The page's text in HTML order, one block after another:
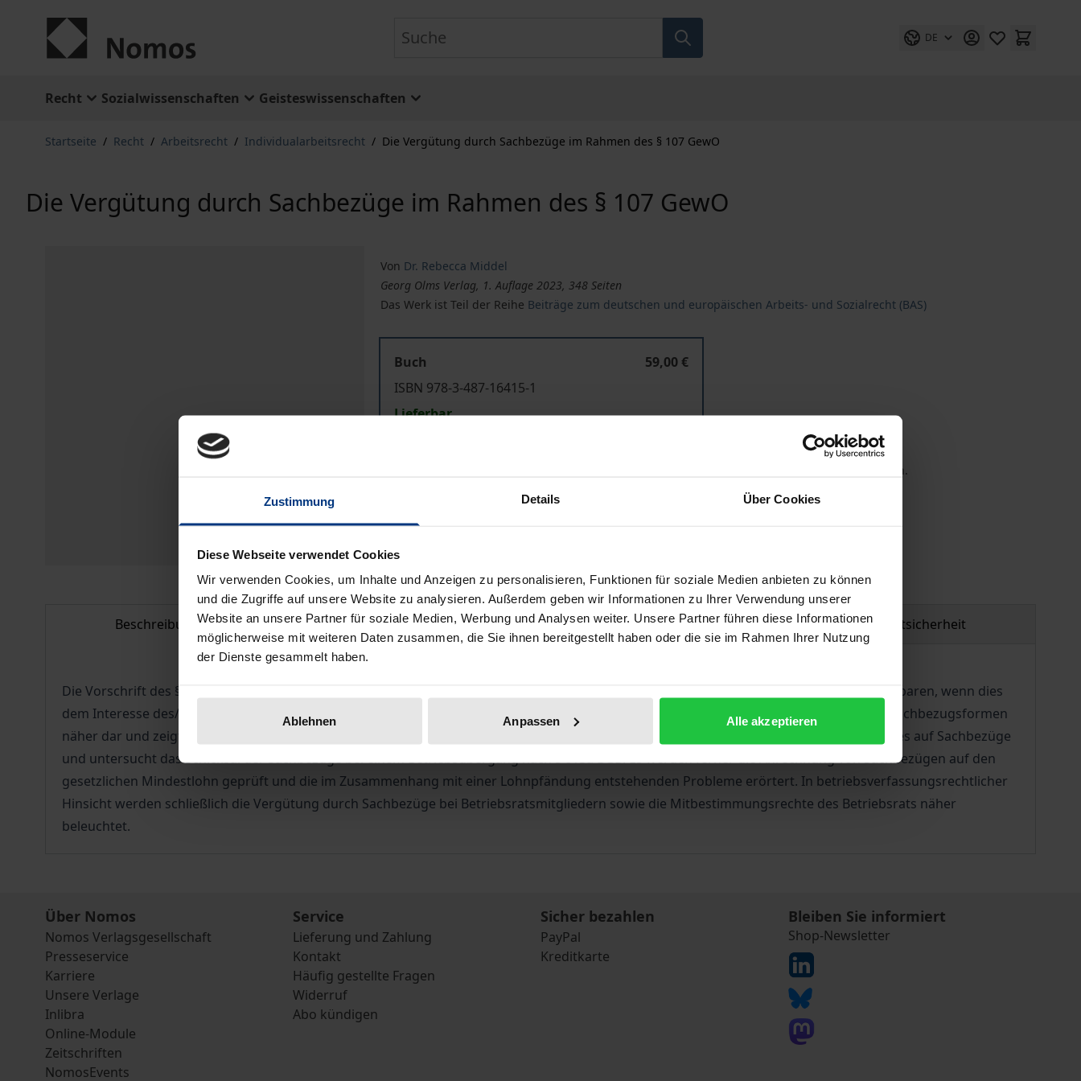
Zustimmung Details Über Cookies
Diese Webseite verwendet Cookies
Wir verwenden Cookies, um Inhalte und Anzeigen zu personalisieren, Funktionen für soziale Medien anbieten zu können
und die Zugriffe auf unsere Website zu analysieren. Außerdem geben wir Informationen zu Ihrer Verwendung unserer
Website an unsere Partner für soziale Medien, Werbung und Analysen weiter. Unsere Partner führen diese Informationen
möglicherweise mit weiteren Daten zusammen, die Sie ihnen bereitgestellt haben oder die sie im Rahmen Ihrer Nutzung
der Dienste gesammelt haben.
Ablehnen Anpassen Alle akzeptieren
DE
Recht Sozialwissenschaften Geisteswissenschaften
Startseite / Recht / Arbeitsrecht / Individualarbeitsrecht / Die Vergütung durch Sachbezüge im Rahmen des § 107 GewO
Die Vergütung durch Sachbezüge im Rahmen des § 107 GewO
Von Dr. Rebecca Middel
Georg Olms Verlag, 1. Auflage 2023, 348 Seiten
Das Werk ist Teil der Reihe Beiträge zum deutschen und europäischen Arbeits- und Sozialrecht (BAS)
Buch
59,00 €
ISBN 978-3-487-16415-1
Lieferbar
Preisangaben inkl. MwSt. Abhängig von der Lieferadresse kann die MwSt. an der Kasse variieren.
Beschreibung Bibliografische Angaben Zusatzmaterial Produktsicherheit
Die Vorschrift des § 107 Abs. 2 GewO erlaubt es Arbeitgebenden und Arbeitnehmenden, Sachbezüge als Teil des Arbeitsentgelts zu vereinbaren, wenn dies
dem Interesse des/der Arbeitnehmenden oder der Eigenart des Arbeitsverhältnisses entspricht. Die Arbeit stellt zunächst die einzelnen Sachbezugsformen
näher dar und zeigt rechtliche Grenzen auf. Sodann beleuchtet sie die Auswirkungen unterschiedlicher Störungen des Arbeitsverhältnisses auf Sachbezüge
und untersucht das Schicksal der Sachbezüge bei einem Betriebsübergang nach § 613a BGB. Es werden ferner die Anrechnung von Sachbezügen auf den
gesetzlichen Mindestlohn geprüft und die im Zusammenhang mit einer Lohnpfändung entstehenden Probleme erörtert. In betriebsverfassungsrechtlicher
Hinsicht werden schließlich die Vergütung durch Sachbezüge bei Betriebsratsmitgliedern sowie die Mitbestimmungsrechte des Betriebsrats näher
beleuchtet.
Über Nomos
Nomos Verlagsgesellschaft
Presseservice
Karriere
Unsere Verlage
Inlibra
Online-Module
Zeitschriften
NomosEvents
Service
Lieferung und Zahlung
Kontakt
Häufig gestellte Fragen
Widerruf
Abo kündigen
Sicher bezahlen
PayPal
Kreditkarte
Bleiben Sie informiert
Shop-Newsletter